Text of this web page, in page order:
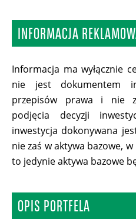
INFORMACJA
Informacja ma wyłącznie
nie jest dokumentem
przepisów prawa i nie
podjęcia decyzji
inwestycja dokonywana
nie zaś w aktywa bazowe,
to jedynie aktywa bazowe
OPIS PORTFELA